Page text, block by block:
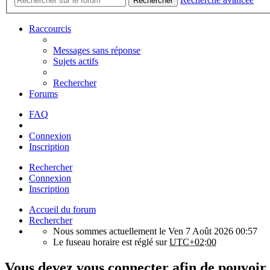
Raccourcis
Messages sans réponse
Sujets actifs
Rechercher
Forums
FAQ
Connexion
Inscription
Rechercher
Connexion
Inscription
Accueil du forum
Rechercher
Nous sommes actuellement le Ven 7 Août 2026 00:57
Le fuseau horaire est réglé surUTC+02:00